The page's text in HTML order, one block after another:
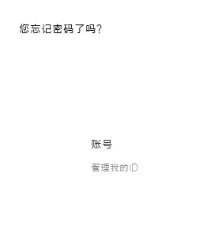
您忘记密码了吗？
账号
管理我的ID